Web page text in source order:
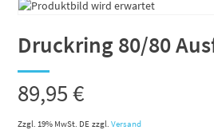
Druckring 80/80
89,95€
Zzgl. 19% MwSt. DE zzgl.Versand